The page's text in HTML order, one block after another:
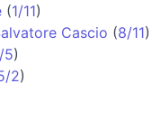
(1/11)
Cascio (8/11)
5)
2)